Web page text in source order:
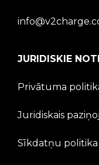
JURIDISKIE
Privātuma
Juridiskais
Sīkdatņu politika